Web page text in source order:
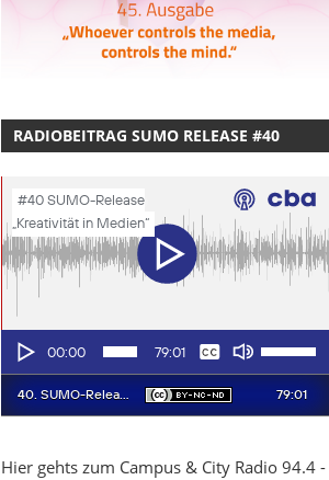
RADIOBEITRAG SUMO RELEASE #40
Hier gehts zum Campus & City Radio 94.4 -